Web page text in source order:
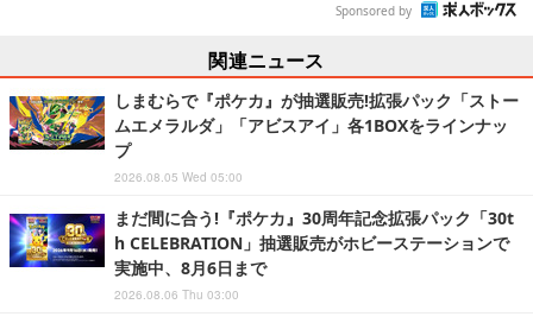
Sponsored by
関連ニュース
しまむらで『ポケカ』が抽選販売!拡張パック「ストー
ムエメラルダ」「アビスアイ」各1BOXをラインナッ
プ
2026.08.05 Wed 05:00
まだ間に合う!『ポケカ』30周年記念拡張パック「30t
h CELEBRATION」抽選販売がホビーステーションで
実施中、8月6日まで
2026.08.06 Thu 03:00